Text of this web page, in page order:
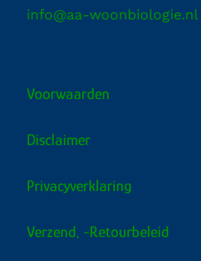
info@aa-woonbiologie.nl
Voorwaarden
Disclaimer
Privacyverklaring
Verzend, -retourbeleid